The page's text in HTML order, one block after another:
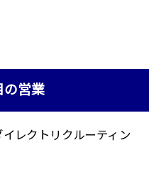
の営業
レクトリクルーティン